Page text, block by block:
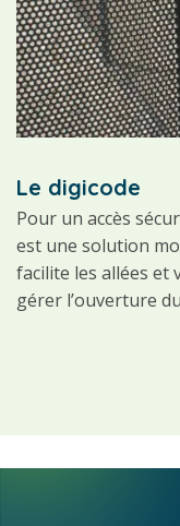
Le digicode
Pour un accès
est une solution
facilite les allées et
gérer l’ouverture